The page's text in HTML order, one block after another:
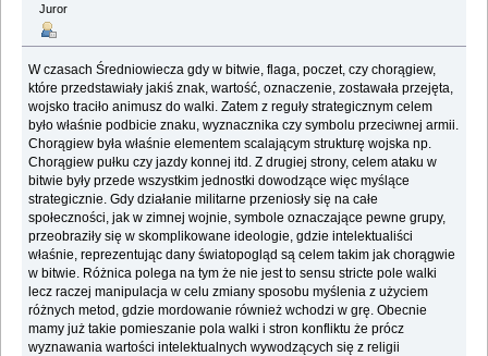
Juror
W czasach Średniowiecza gdy w bitwie, flaga, poczet, czy chorągiew,
które przedstawiały jakiś znak, wartość, oznaczenie, zostawała przejęta,
wojsko traciło animusz do walki. Zatem z reguły strategicznym celem
było właśnie podbicie znaku, wyznacznika czy symbolu przeciwnej armii.
Chorągiew była właśnie elementem scalającym strukturę wojska np.
Chorągiew pułku czy jazdy konnej itd. Z drugiej strony, celem ataku w
bitwie były przede wszystkim jednostki dowodzące więc myślące
strategicznie. Gdy działanie militarne przeniosły się na całe
społeczności, jak w zimnej wojnie, symbole oznaczające pewne grupy,
przeobraziły się w skomplikowane ideologie, gdzie intelektualiści
właśnie, reprezentując dany światopogląd są celem takim jak chorągwie
w bitwie. Różnica polega na tym że nie jest to sensu stricte pole walki
lecz raczej manipulacja w celu zmiany sposobu myślenia z użyciem
różnych metod, gdzie mordowanie również wchodzi w grę. Obecnie
mamy już takie pomieszanie pola walki i stron konfliktu że prócz
wyznawania wartości intelektualnych wywodzących się z religii